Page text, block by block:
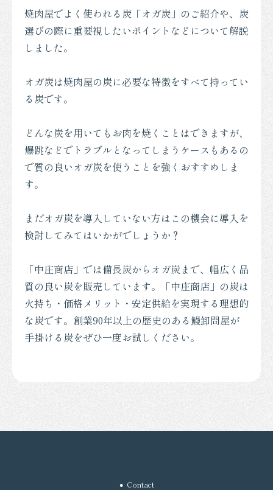
焼肉屋でよく使われる炭「オガ炭」のご紹介や、炭
選びの際に重要視したいポイントなどについて解説
しました。
オガ炭は焼肉屋の炭に必要な特徴をすべて持ってい
る炭です。
どんな炭を用いてもお肉を焼くことはできますが、
爆跳などでトラブルとなってしまうケースもあるの
で質の良いオガ炭を使うことを強くおすすめしま
す。
まだオガ炭を導入していない方はこの機会に導入を
検討してみてはいかがでしょうか？
「中庄商店」では備長炭からオガ炭まで、幅広く品
質の良い炭を販売しています。「中庄商店」の炭は
火持ち・価格メリット・安定供給を実現する理想的
な炭です。創業90年以上の歴史のある鰻卸問屋が
手掛ける炭をぜひ一度お試しください。
Contact